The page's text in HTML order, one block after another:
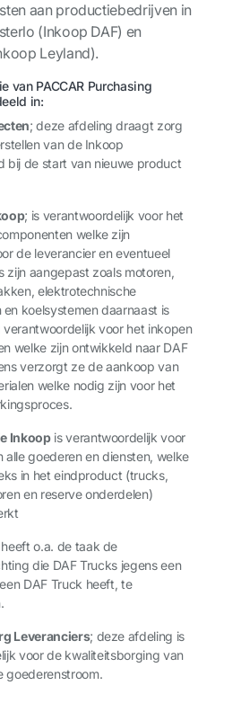
aan productiebedrijven in
(Inkoop DAF) en
Leyland).
van PACCAR Purchasing
in:
; deze afdeling draagt zorg
van de Inkoop
bij de start van nieuwe product
; is verantwoordelijk voor het
welke zijn
de leverancier en eventueel
zijn aangepast zoals motoren,
elektrotechnische
koelsystemen daarnaast is
voor het inkopen
welke zijn ontwikkeld naar DAF
verzorgt ze de aankoop van
welke nodig zijn voor het
Inkoopis verantwoordelijk voor
alle goederen en diensten, welke
in het eindproduct (trucks,
en reserve onderdelen)
o.a. de taak de
die DAF Trucks jegens een
DAF Truck heeft, te
Leveranciers; deze afdeling is
voor de kwaliteitsborging van
goederenstroom.